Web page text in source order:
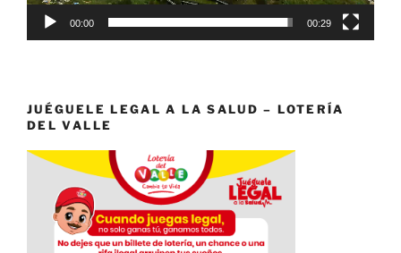
00:00 00:29
JUÉGUELE LEGAL A LA SALUD – LOTERÍA
DEL VALLE